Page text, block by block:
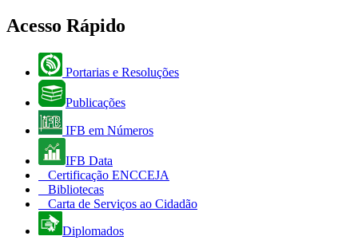
Acesso Rápido
Portarias e Resoluções
Publicações
IFB em Números
IFB Data
Certificação ENCCEJA
Bibliotecas
Carta de Serviços ao Cidadão
Diplomados